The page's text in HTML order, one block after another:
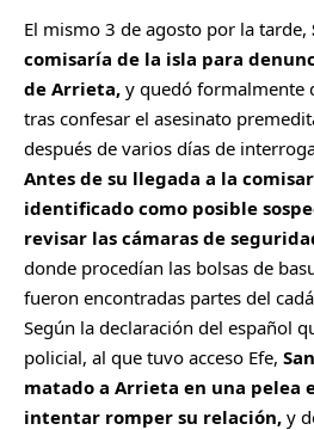
p
a
r
t
i
r
El mismo 3 de agosto por la tarde,
comisaría de la isla para
de Arrieta, y quedó formalmente
tras confesar el asesinato
después de varios días de
Antes de su llegada a la
identificado como posible
revisar las cámaras de
donde procedían las bolsas de
fueron encontradas partes del
Según la declaración del español
policial, al que tuvo acceso Efe,
matado a Arrieta en una pelea
intentar romper su relación, y